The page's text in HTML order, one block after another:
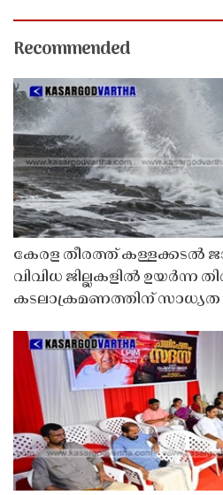
Recommended
കേരള തീരത്ത് കള്ളക്കടൽ
വിവിധ ജില്ലകളിൽ ഉയർന്ന
കടലാക്രമണത്തിന് സാധ്യത